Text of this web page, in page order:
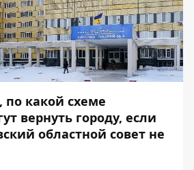
какой схеме
вернуть городу, если
областной совет не